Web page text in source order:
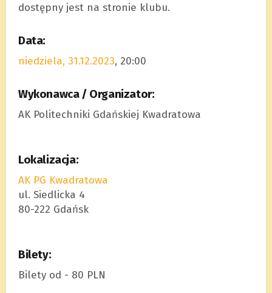
dostępny jest na stronie klubu.
Data:
niedziela, 31.12.2023, 20:00
Wykonawca / Organizator:
AK Politechniki Gdańskiej Kwadratowa
Lokalizacja:
AK PG Kwadratowa
ul. Siedlicka 4
80-222 Gdańsk
Bilety:
Bilety od - 80 PLN